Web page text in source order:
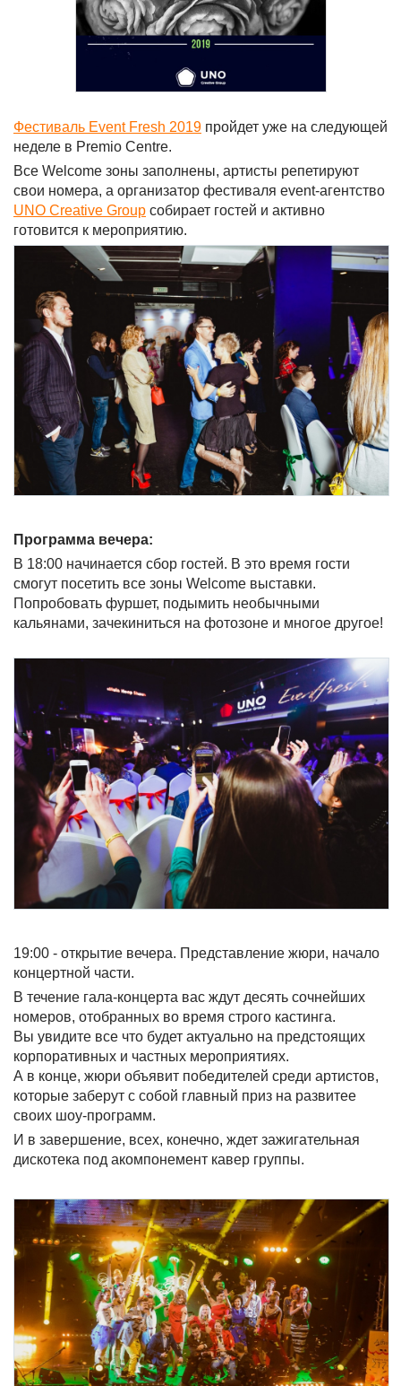
Фестиваль Event Fresh 2019 пройдет уже на следующей
неделе в Premio Centre.
Все Welcome зоны заполнены, артисты репетируют
свои номера, а организатор фестиваля event-агентство
UNO Creative Group собирает гостей и активно
готовится к мероприятию.
Программа вечера:
В 18:00 начинается сбор гостей. В это время гости
смогут посетить все зоны Welcome выставки.
Попробовать фуршет, подымить необычными
кальянами, зачекиниться на фотозоне и многое другое!
19:00 - открытие вечера. Представление жюри, начало
концертной части.
В течение гала-концерта вас ждут десять сочнейших
номеров, отобранных во время строго кастинга.
Вы увидите все что будет актуально на предстоящих
корпоративных и частных мероприятиях.
А в конце, жюри объявит победителей среди артистов,
которые заберут с собой главный приз на развитее
своих шоу-программ.
И в завершение, всех, конечно, ждет зажигательная
дискотека под акомпонемент кавер группы.